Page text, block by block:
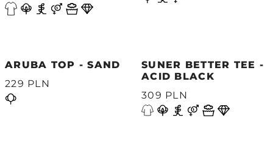
ARUBA TOP - SAND
229 PLN
SUNER BETTER TEE -
ACID BLACK
309 PLN